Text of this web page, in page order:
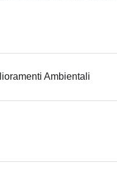
Ambientali